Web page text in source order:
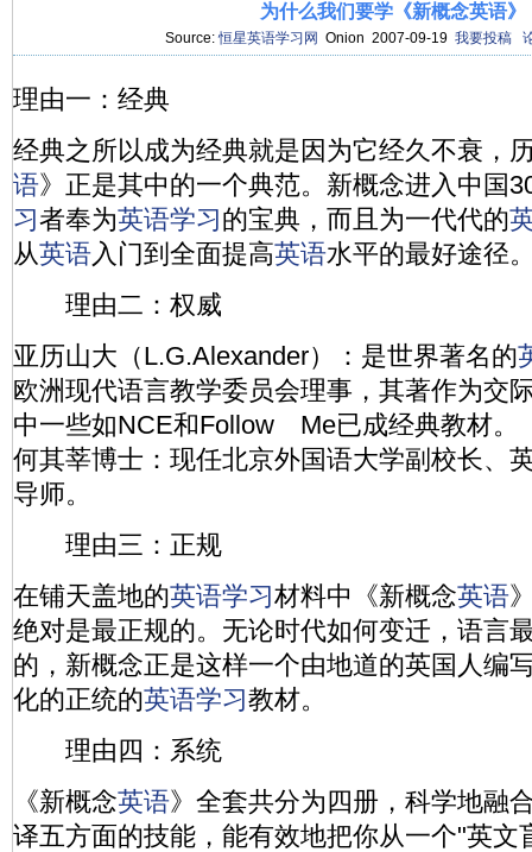
为什么我们要学《新概念英语》
Source:恒星英语学习网 Onion 2007-09-19 我要投稿
理由一：经典
经典之所以成为经典就是因为它经久不衰，
语》正是其中的一个典范。新概念进入中国
习者奉为英语学习的宝典，而且为一代代的
从英语入门到全面提高英语水平的最好途径
理由二：权威
亚历山大（L.G.Alexander）：是世界著名的
欧洲现代语言教学委员会理事，其著作为交
中一些如NCE和Follow Me已成经典教材。
何其莘博士：现任北京外国语大学副校长、
导师。
理由三：正规
在铺天盖地的英语学习材料中《新概念英语
绝对是最正规的。无论时代如何变迁，语言
的，新概念正是这样一个由地道的英国人编
化的正统的英语学习教材。
理由四：系统
《新概念英语》全套共分为四册，科学地融
译五方面的技能，能有效地把你从一个"英文